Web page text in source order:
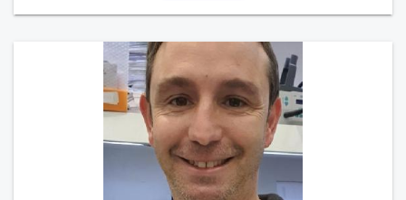
Ce que je recherche surtout, c'est réussir mon futur
encore, le tout dans la joie et la bonne humeur;